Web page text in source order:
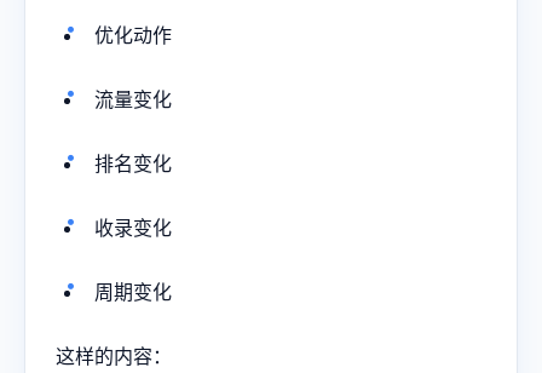
优化动作
流量变化
排名变化
收录变化
周期变化
这样的内容：